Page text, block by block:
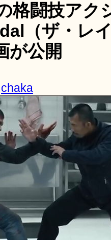
格闘技アク
（ザ・レ
が公開
chaka